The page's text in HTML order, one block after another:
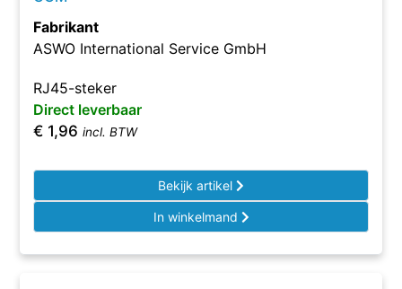
Fabrikant
ASWO International Service GmbH
RJ45-steker
Direct leverbaar
€ 1,96 incl. BTW
Bekijk artikel
In winkelmand